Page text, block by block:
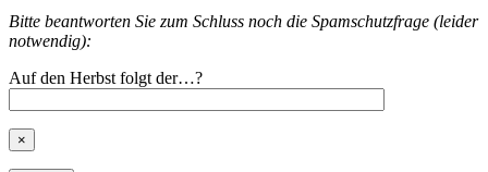
Bitte beantworten Sie zum Schluss noch die Spamschutzfrage (leider
notwendig):
Auf den Herbst folgt der…?
×